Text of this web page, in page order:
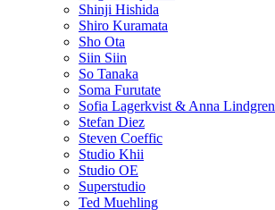
Shinji Hishida
Shiro Kuramata
Sho Ota
Siin Siin
So Tanaka
Soma Furutate
Sofia Lagerkvist & Anna Lindgren
Stefan Diez
Steven Coeffic
Studio Khii
Studio OE
Superstudio
Ted Muehling